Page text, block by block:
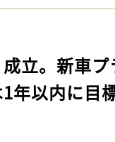
成立。新車
年以内に目
入りに
インが必